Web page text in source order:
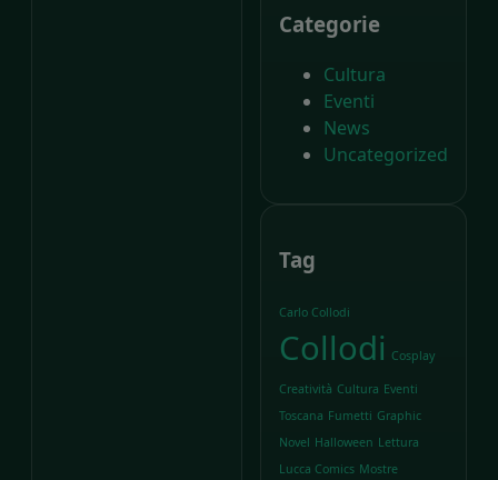
Categorie
Cultura
Eventi
News
Uncategorized
Tag
Carlo Collodi
Collodi Cosplay
Creatività Cultura Eventi
Toscana Fumetti Graphic
Novel Halloween Lettura
Lucca Comics Mostre